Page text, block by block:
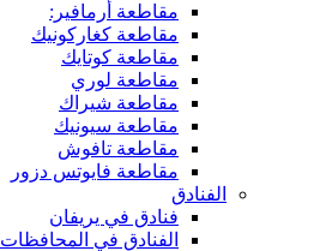
مقاطعة أرمافير:
مقاطعة كغاركونيك
مقاطعة كوتايك
مقاطعة لوري
مقاطعة شيراك
مقاطعة سيونيك
مقاطعة تافوش
مقاطعة فايوتس دزور
الفنادق
فنادق في يريفان
الفنادق في المحافظات